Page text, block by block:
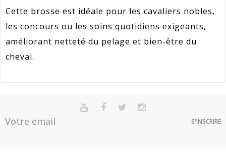
Cette brosse est idéale pour les cavaliers nobles,
les concours ou les soins quotidiens exigeants,
améliorant netteté du pelage et bien-être du
cheval.
Promotion
Sur commande Indisponible
Option
Dispo
S'INSCRIRE